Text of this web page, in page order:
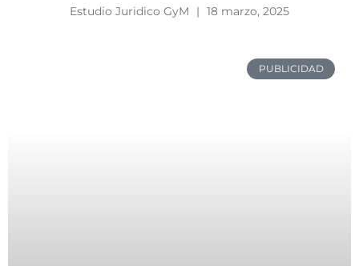
Estudio Juridico GyM 18 marzo, 2025
PUBLICIDAD